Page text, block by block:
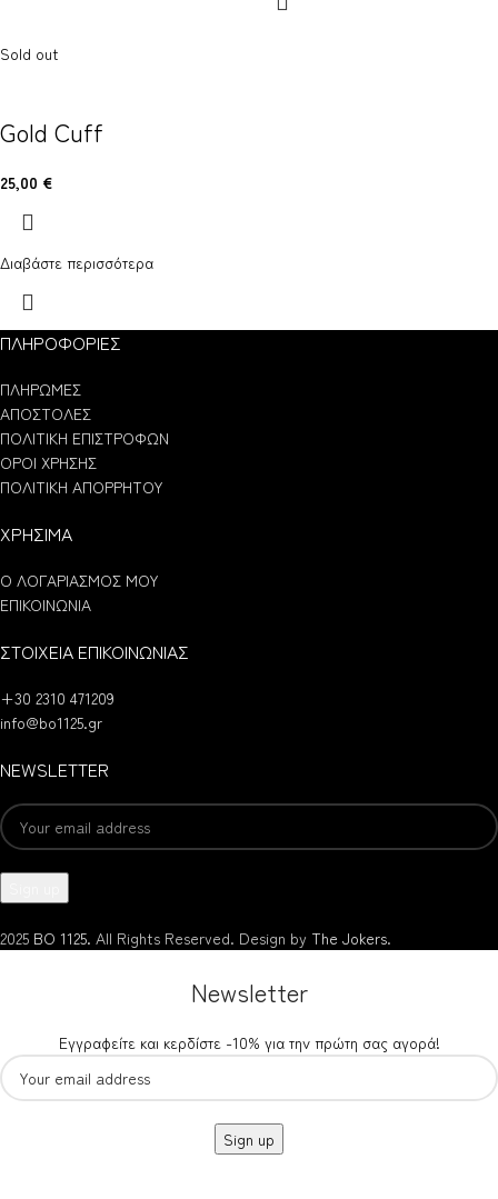
Sold out
Gold Cuff
25,00 €
Διαβάστε περισσότερα
ΠΛΗΡΟΦΟΡΙΕΣ
ΠΛΗΡΩΜΕΣ
ΑΠΟΣΤΟΛΕΣ
ΠΟΛΙΤΙΚΗ ΕΠΙΣΤΡΟΦΩΝ
ΟΡΟΙ ΧΡΗΣΗΣ
ΠΟΛΙΤΙΚΗ ΑΠΟΡΡΗΤΟΥ
ΧΡΗΣΙΜΑ
Ο ΛΟΓΑΡΙΑΣΜΟΣ ΜΟΥ
ΕΠΙΚΟΙΝΩΝΙΑ
ΣΤΟΙΧΕΙΑ ΕΠΙΚΟΙΝΩΝΙΑΣ
+30 2310 471209
info@bo1125.gr
NEWSLETTER
2025 BO 1125. All Rights Reserved. Design by The Jokers.
Newsletter
Εγγραφείτε και κερδίστε -10% για την πρώτη σας αγορά!